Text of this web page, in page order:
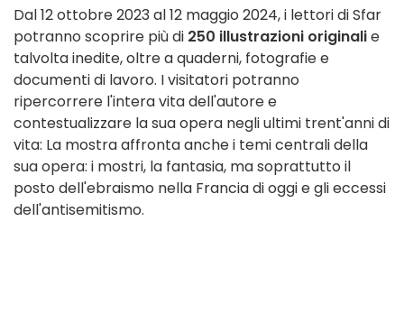
Dal 12 ottobre 2023 al 12 maggio 2024, i lettori di Sfar
potranno scoprire più di 250 illustrazioni originalie
talvolta inedite, oltre a quaderni, fotografie e
documenti di lavoro. I visitatori potranno
ripercorrere l'intera vita dell'autore e
contestualizzare la sua opera negli ultimi trent'anni di
vita: La mostra affronta anche i temi centrali della
sua opera: i mostri, la fantasia, ma soprattutto il
posto dell'ebraismo nella Francia di oggi e gli eccessi
dell'antisemitismo.